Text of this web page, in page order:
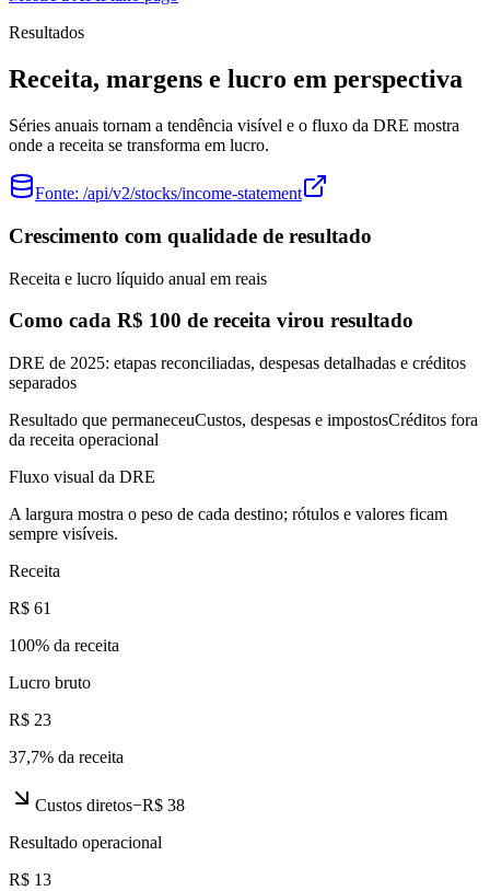
Resultados
Receita, margens e lucro em perspectiva
Séries anuais tornam a tendência visível e o fluxo da DRE mostra
onde a receita se transforma em lucro.
Fonte: /api/v2/stocks/income-statement
Crescimento com qualidade de resultado
Receita e lucro líquido anual em reais
Como cada R$ 100 de receita virou resultado
DRE de 2025: etapas reconciliadas, despesas detalhadas e créditos
separados
Resultado que permaneceuCustos, despesas e impostosCréditos fora
da receita operacional
Fluxo visual da DRE
A largura mostra o peso de cada destino; rótulos e valores ficam
sempre visíveis.
Receita
R$ 61
100% da receita
Lucro bruto
R$ 23
37,7% da receita
Custos diretos−R$ 38
Resultado operacional
R$ 13